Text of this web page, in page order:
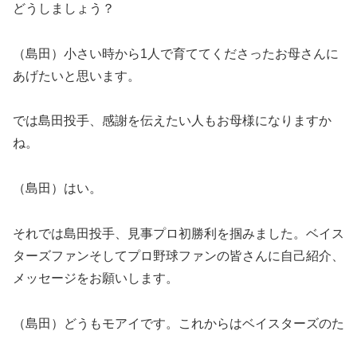
どうしましょう？
（島田）小さい時から1人で育ててくださったお母さんに
あげたいと思います。
では島田投手、感謝を伝えたい人もお母様になりますか
ね。
（島田）はい。
それでは島田投手、見事プロ初勝利を掴みました。ベイス
ターズファンそしてプロ野球ファンの皆さんに自己紹介、
メッセージをお願いします。
（島田）どうもモアイです。これからはベイスターズのた